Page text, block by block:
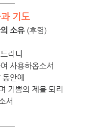
기도
소유 (후렴)
리니
사용하옵소서
안에
기쁨의 제물 되리
서